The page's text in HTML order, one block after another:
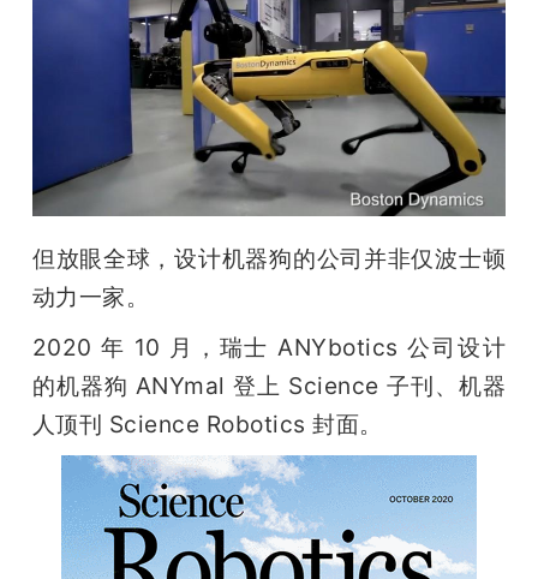
中
心
GAIR
但放眼全球，设计机器狗的公司并非仅波士顿
动力一家。
2020 年 10 月，瑞士 ANYbotics 公司设计
的机器狗 ANYmal 登上 Science 子刊、机器
人顶刊 Science Robotics 封面。